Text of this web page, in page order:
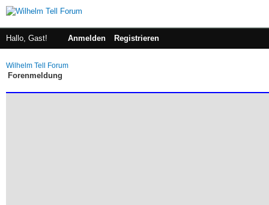
Hallo, Gast! Anmelden Registrieren
Wilhelm Tell Forum
Forenmeldung